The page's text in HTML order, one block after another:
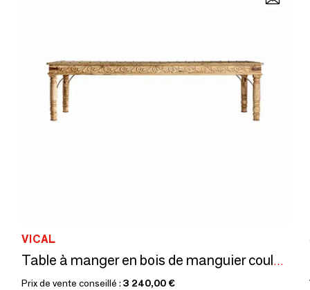
VICAL
Table à manger en bois de manguier couleur marron vieilli 280x112x75
Prix de vente conseillé : 3 240,00 €